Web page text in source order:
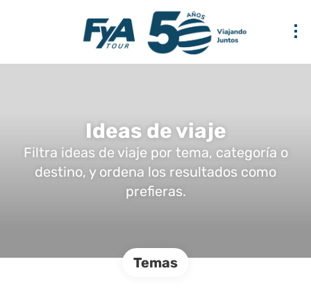
Ideas de viaje
Filtra ideas de viaje por tema, categoría o
destino, y ordena los resultados como
prefieras.
Temas